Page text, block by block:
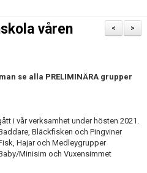
>
<
våren
se alla PRELIMINÄRA grupper
i vår verksamhet under hösten 2021.
Bläckfisken och Pingviner
Hajar och Medleygrupper
Minisim och Vuxensimmet